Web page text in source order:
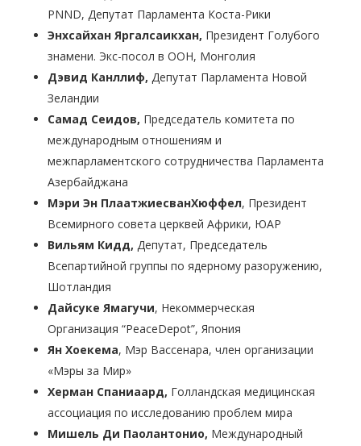
PNND, Депутат Парламента Коста-Рики
Энхсайхан Яргалсаикхан, Президент Голубого
знамени. Экс-посол в ООН, Монголия
Дэвид Канллиф, Депутат Парламента Новой
Зеландии
Самад Сеидов, Председатель комитета по
международным отношениям и
межпарламентского сотрудничества Парламента
Азербайджана
Мэри Эн ПлаатжиесванХюффел, Президент
Всемирного совета церквей Африки, ЮАР
Вильям Кидд, Депутат, Председатель
Всепартийной группы по ядерному разоружению,
Шотландия
Дайсуке Ямагучи, Некоммерческая
Организация “PeaceDepot”, Япония
Ян Хоекема, Мэр Вассенара, член организации
«Мэры за Мир»
Херман Спаниаард, Голландская медицинская
ассоциация по исследованию проблем мира
Мишель Ди Паолантонио, Международный